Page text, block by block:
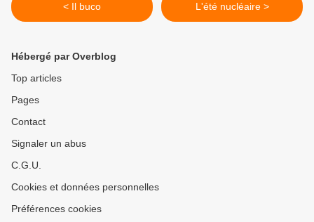
< Il buco L'été nucléaire >
Hébergé par Overblog
Top articles
Pages
Contact
Signaler un abus
C.G.U.
Cookies et données personnelles
Préférences cookies